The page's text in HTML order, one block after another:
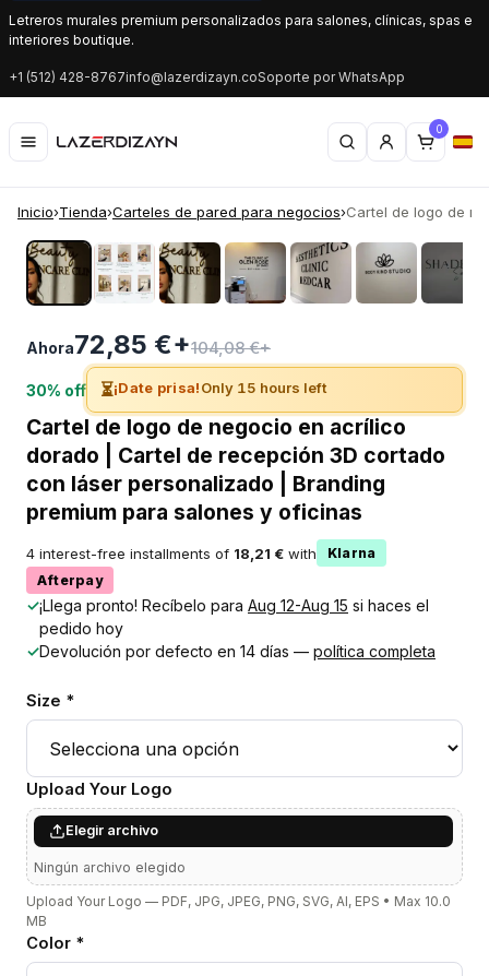
Letreros murales premium personalizados para salones, clínicas, spas e
interiores boutique.
+1 (512) 428-8767info@lazerdizayn.coSoporte por WhatsApp
0
Inicio›Tienda›Carteles de pared para negocios›Cartel de logo de
‹ ›
Ahora72,85 €+104,08 €+
30% off ⏳¡Date prisa!Only 15 hours left
Cartel de logo de negocio en acrílico
dorado | Cartel de recepción 3D cortado
con láser personalizado | Branding
premium para salones y oficinas
4 interest-free installments of 18,21 € with
Klarna
Afterpay
✓¡Llega pronto! Recíbelo para Aug 12-Aug 15 si haces el
pedido hoy
✓Devolución por defecto en 14 días — política completa
Size *
Upload Your Logo
Elegir archivo
Ningún archivo elegido
Upload Your Logo — PDF, JPG, JPEG, PNG, SVG, AI, EPS • Max 10.0
MB
Color *